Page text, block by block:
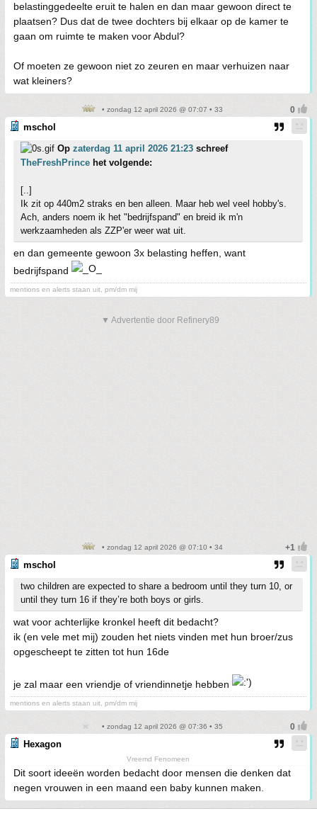
belastinggedeelte eruit te halen en dan maar gewoon direct te
plaatsen? Dus dat de twee dochters bij elkaar op de kamer te
gaan om ruimte te maken voor Abdul?
Of moeten ze gewoon niet zo zeuren en maar verhuizen naar
wat kleiners?
• zondag 12 april 2026 @ 07:07 • 33
mschol
Op zaterdag 11 april 2026 21:23 schreef
TheFreshPrince het volgende:
[..]
Ik zit op 440m2 straks en ben alleen. Maar heb wel veel hobby's.
Ach, anders noem ik het "bedrijfspand" en breid ik m'n
werkzaamheden als ZZP'er weer wat uit.
en dan gemeente gewoon 3x belasting heffen, want
bedrijfspand
mentions en alerts staan uit, pm/dm mij
▼ Advertentie door Refinery89
• zondag 12 april 2026 @ 07:10 • 34
mschol
two children are expected to share a bedroom until they turn 10, or
until they turn 16 if they’re both boys or girls.
wat voor achterlijke kronkel heeft dit bedacht?
ik (en vele met mij) zouden het niets vinden met hun broer/zus
opgescheept te zitten tot hun 16de
je zal maar een vriendje of vriendinnetje hebben
mentions en alerts staan uit, pm/dm mij
• zondag 12 april 2026 @ 07:36 • 35
Hexagon
Vreemd Fenomeen
Dit soort ideeën worden bedacht door mensen die denken dat
negen vrouwen in een maand een baby kunnen maken.